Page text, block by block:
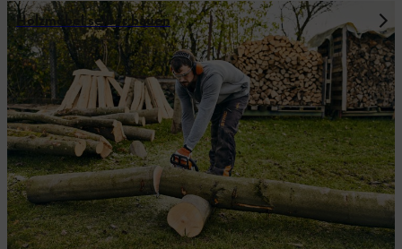
Holzmöbel selber bauen